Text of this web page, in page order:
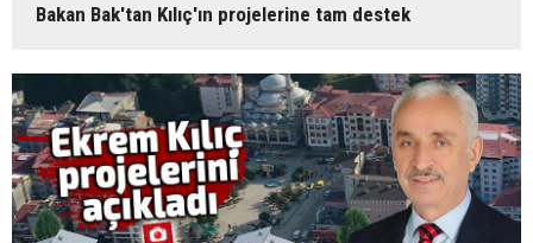
Bakan Bak'tan Kılıç'ın projelerine tam destek